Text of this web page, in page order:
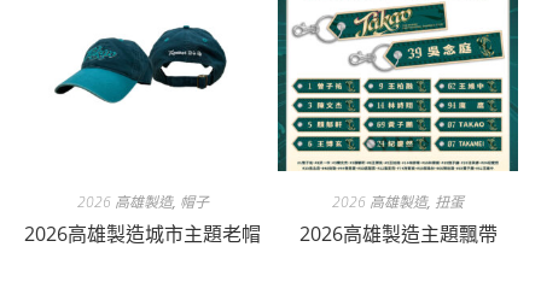
2026 高雄製造, 帽子
2026高雄製造城市主題老帽
2026 高雄製造, 扭蛋
2026高雄製造主題飄帶